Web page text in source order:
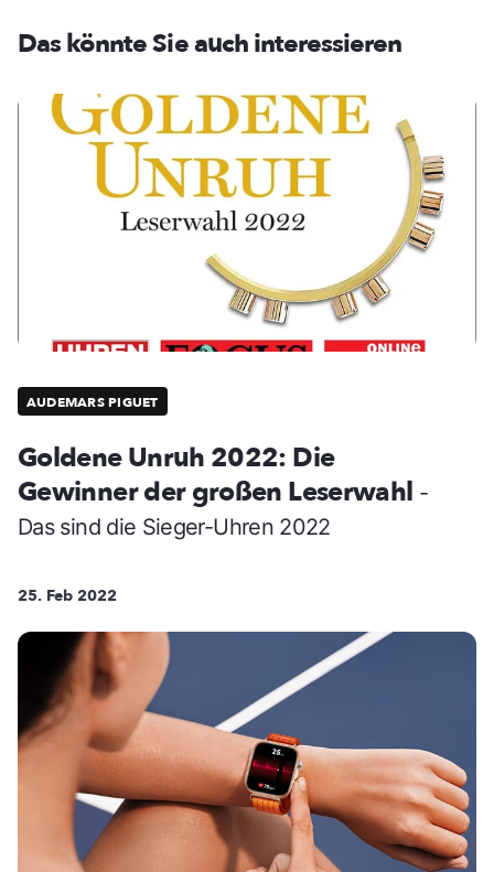
Das könnte Sie auch interessieren
AUDEMARS PIGUET
Goldene Unruh 2022: Die
Gewinner der großen Leserwahl -
Das sind die Sieger-Uhren 2022
25. Feb 2022